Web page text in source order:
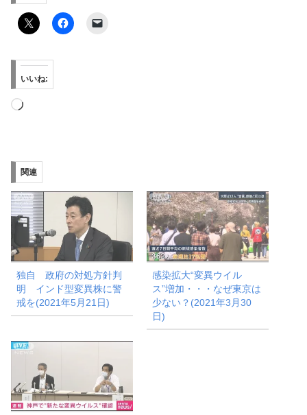
いいね:
読
み
中…
関連
独自 政府の対処方針判
明 インド型変異株に警
戒を(2021年5月21日)
感染拡大“変異ウイル
ス”増加・・・なぜ東京は
少ない？(2021年3月30
日)